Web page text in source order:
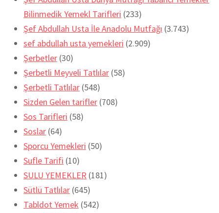
Bilinmedik Yemekl Tarifleri (233)
Şef Abdullah Usta İle Anadolu Mutfağı (3.743)
sef abdullah usta yemekleri (2.909)
Şerbetler (30)
Şerbetli Meyveli Tatlılar (58)
Şerbetli Tatlılar (548)
Sizden Gelen tarifler (708)
Sos Tarifleri (58)
Soslar (64)
Sporcu Yemekleri (50)
Sufle Tarifi (10)
SULU YEMEKLER (181)
Sütlü Tatlılar (645)
Tabldot Yemek (542)